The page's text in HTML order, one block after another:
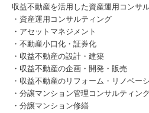
収益不動産を活用した資産運用コンサ
・資産運用コンサルティング
・アセットマネジメント
・不動産小口化・証券化
・収益不動産の設計・建築
・収益不動産の企画・開発・販売
・収益不動産のリフォーム・リノベー
・分譲マンション管理コンサルティン
・分譲マンション修繕